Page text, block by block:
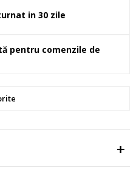
in 30 zile
pentru comenzile de